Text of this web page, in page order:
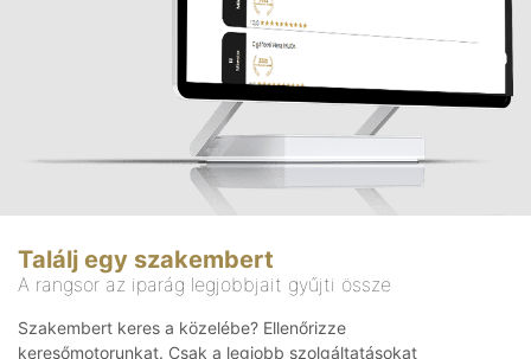
Találj egy szakembert
A rangsor az iparág legjobbjait gyűjti össze
Szakembert keres a közelébe? Ellenőrizze
keresőmotorunkat. Csak a legjobb szolgáltatásokat